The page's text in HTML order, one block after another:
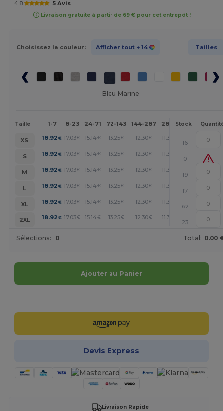
4.8 5 Avis
Livraison gratuite à partir de 69 € pour cet entrepôt !
Choisissez la couleur: Afficher tout + 14 Tailles
Bleu Marine
Taille 1-7 8-23 24-71 72-143 144-287 288 + Plus
Stock
XS 18.92 € 17.03€ 15.14€ 13.25€ 12.30€ 11.36 +
16
S
18.92 € 17.03€ 15.14€ 13.25€ 12.30€ 11.36
0
M
18.92 € 17.03€ 15.14€ 13.25€ 12.30€ 11.36 +
19
L
18.92 € 17.03€ 15.14€ 13.25€ 12.30€ 11.36 +
17
XL
18.92 € 17.03€ 15.14€ 13.25€ 12.30€ 11.36 +
62
2XL
18.92 € 17.03€ 15.14€ 13.25€ 12.30€ 11.36 +
23
Sélections: 0 Total: 0.00
Ajouter au Panier
Devis Express
Livraison Rapide